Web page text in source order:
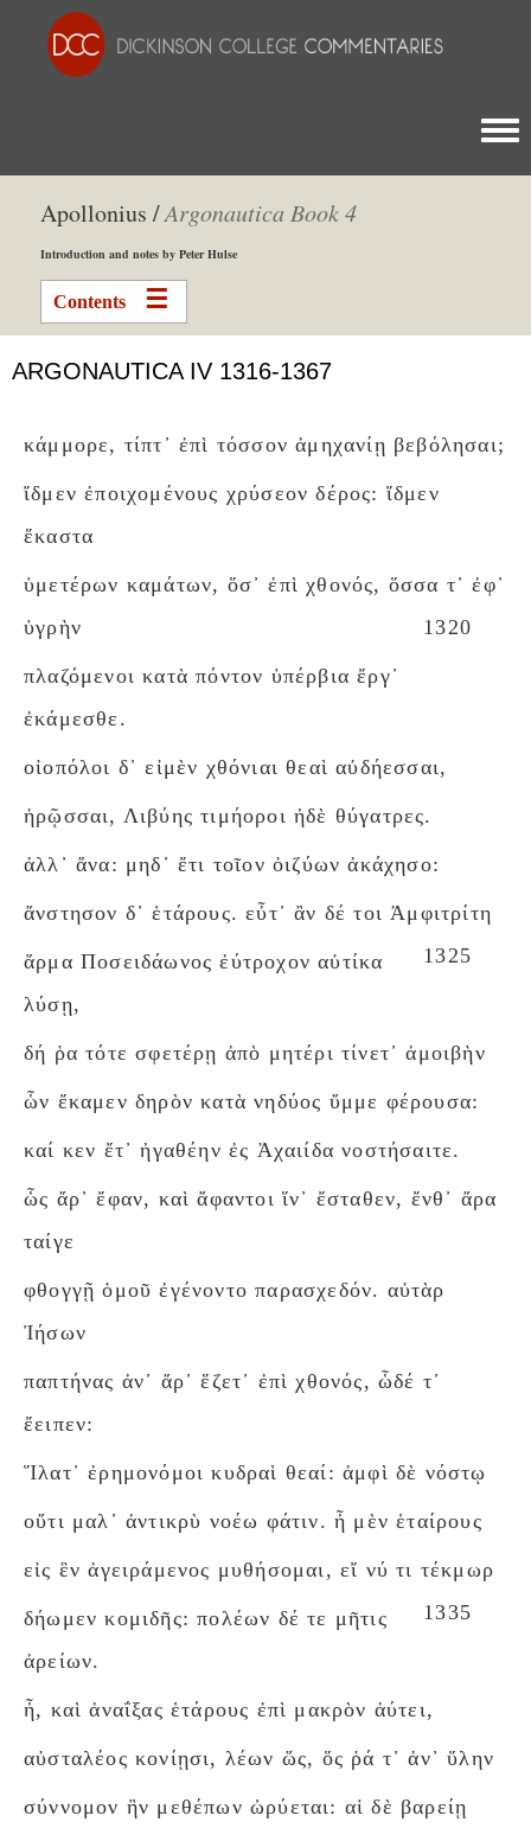
Apollonius /Argonautica Book 4
Introduction and notes by Peter Hulse
Contents
ARGONAUTICA IV 1316-1367
κάμμορε, τίπτ᾽ ἐπὶ τόσσον ἀμηχανίῃ βεβόλησαι;
ἴδμεν ἐποιχομένους χρύσεον δέρος: ἴδμεν
ἕκαστα
ὑμετέρων καμάτων, ὅσ᾽ ἐπὶ χθονός, ὅσσα τ᾽ ἐφ᾽
ὑγρὴν
1320
πλαζόμενοι κατὰ πόντον ὑπέρβια ἔργ᾽
ἐκάμεσθε.
οἰοπόλοι δ᾽ εἰμὲν χθόνιαι θεαὶ αὐδήεσσαι,
ἡρῷσσαι, Λιβύης τιμήοροι ἠδὲ θύγατρες.
ἀλλ᾽ ἄνα: μηδ᾽ ἔτι τοῖον ὀιζύων ἀκάχησο:
ἄνστησον δ᾽ ἑτάρους. εὖτ᾽ ἂν δέ τοι Ἀμφιτρίτη
1325
ἅρμα Ποσειδάωνος ἐύτροχον αὐτίκα
λύσῃ,
δή ῥα τότε σφετέρῃ ἀπὸ μητέρι τίνετ᾽ ἀμοιβὴν
ὧν ἔκαμεν δηρὸν κατὰ νηδύος ὔμμε φέρουσα:
καί κεν ἔτ᾽ ἠγαθέην ἐς Ἀχαιίδα νοστήσαιτε.
ὧς ἄρ᾽ ἔφαν, καὶ ἄφαντοι ἵν᾽ ἔσταθεν, ἔνθ᾽ ἄρα
ταίγε
φθογγῇ ὁμοῦ ἐγένοντο παρασχεδόν. αὐτὰρ
Ἰήσων
παπτήνας ἀν᾽ ἄρ᾽ ἕζετ᾽ ἐπὶ χθονός, ὧδέ τ᾽
ἔειπεν:
Ἵλατ᾽ ἐρημονόμοι κυδραὶ θεαί: ἀμφὶ δὲ νόστῳ
οὔτι μαλ᾽ ἀντικρὺ νοέω φάτιν. ἦ μὲν ἑταίρους
εἰς ἓν ἀγειράμενος μυθήσομαι, εἴ νύ τι τέκμωρ
1335
δήωμεν κομιδῆς: πολέων δέ τε μῆτις
ἀρείων.
ἦ, καὶ ἀναΐξας ἑτάρους ἐπὶ μακρὸν ἀύτει,
αὐσταλέος κονίῃσι, λέων ὥς, ὅς ῥά τ᾽ ἀν᾽ ὕλην
σύννομον ἣν μεθέπων ὠρύεται: αἱ δὲ βαρείῃ